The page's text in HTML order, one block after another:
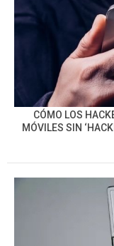
CÓMO LOS
MÓVILES SIN